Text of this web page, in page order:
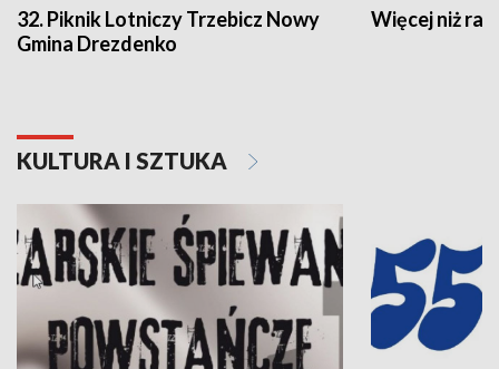
32. Piknik Lotniczy Trzebicz Nowy
Gmina Drezdenko
Więcej niż rajd
KULTURA I SZTUKA